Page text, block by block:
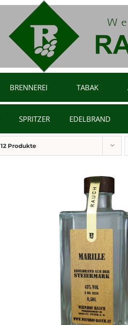
BRENNEREI TABAK
SPRITZER EDELBRAND
12 Produkte